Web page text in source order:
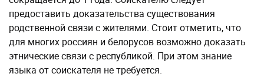
предоставить доказательства существования
родственной связи с жителями. Стоит отметить, что
для многих россиян и белорусов возможно доказать
этнические связи с республикой. При этом знание
языка от соискателя не требуется.